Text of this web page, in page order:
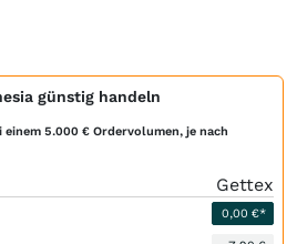
günstig handeln
5.000 € Ordervolumen, je nach
Gettex
0,00 €*